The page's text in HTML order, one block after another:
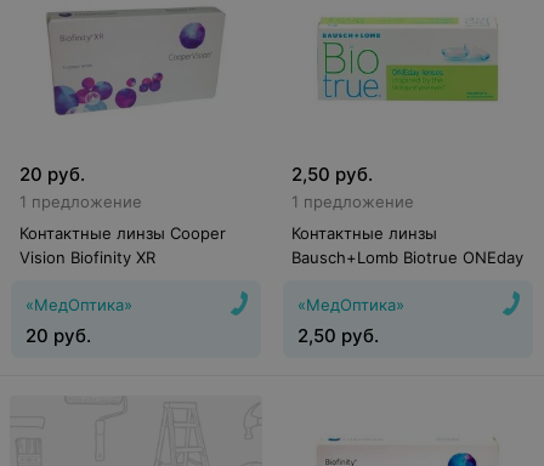
20 руб.
1 предложение
Контактные линзы Cooper
Vision Biofinity XR
«МедОптика»
20 руб.
2,50 руб.
1 предложение
Контактные линзы
Bausch+Lomb Biotrue ONEday
«МедОптика»
2,50 руб.